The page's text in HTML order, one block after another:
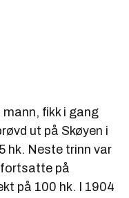
fikk i gang
ut på Skøyen i
hk. Neste trinn var
fortsatte på
på 100 hk. I 1904